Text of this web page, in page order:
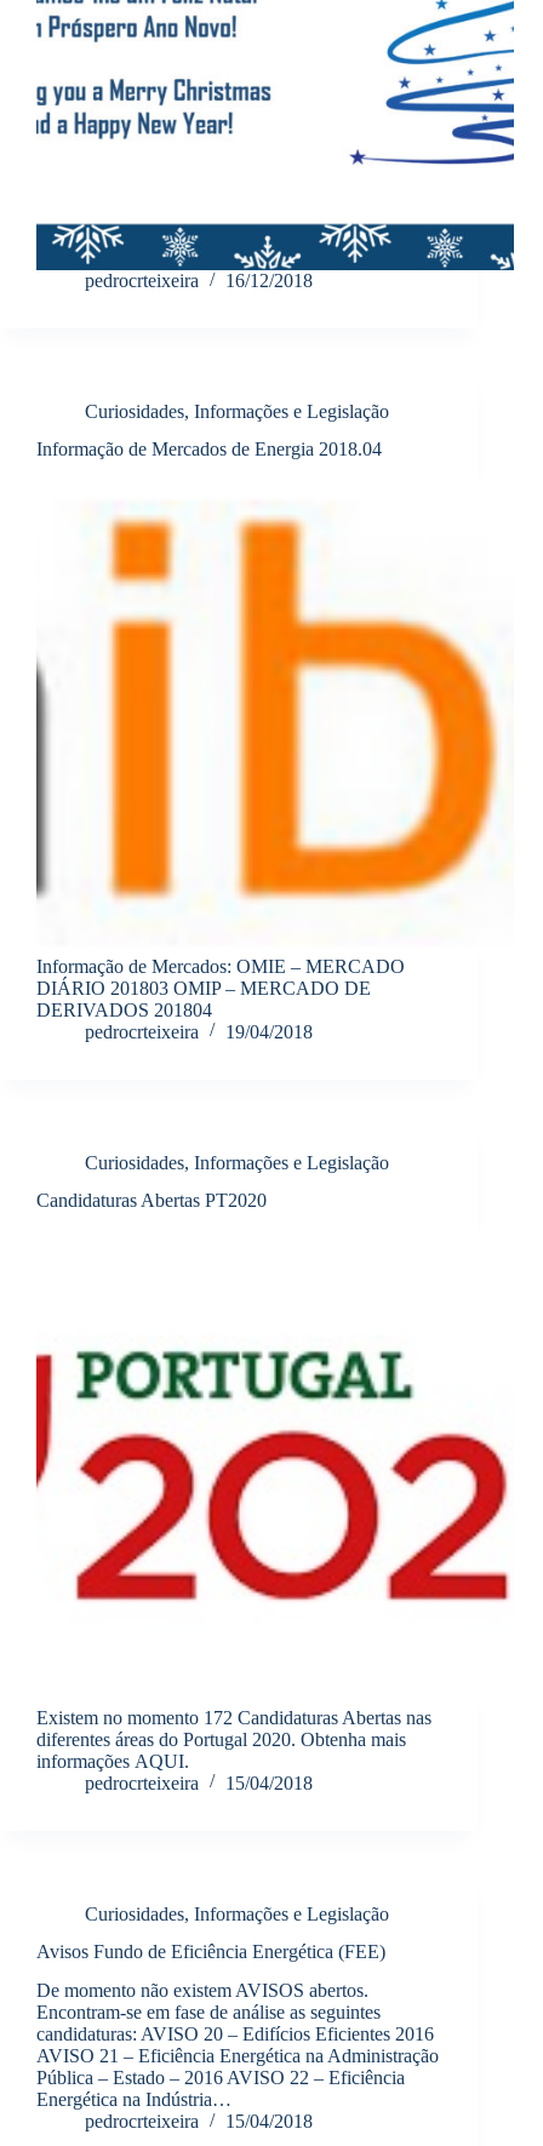
pedrocrteixeira 16/12/2018
Curiosidades, Informações e Legislação
Informação de Mercados de Energia 2018.04
Informação de Mercados: OMIE – MERCADO
DIÁRIO 201803 OMIP – MERCADO DE
DERIVADOS 201804
pedrocrteixeira
19/04/2018
Curiosidades, Informações e Legislação
Candidaturas Abertas PT2020
Existem no momento 172 Candidaturas Abertas nas
diferentes áreas do Portugal 2020. Obtenha mais
informações AQUI.
pedrocrteixeira
15/04/2018
Curiosidades, Informações e Legislação
Avisos Fundo de Eficiência Energética (FEE)
De momento não existem AVISOS abertos.
Encontram-se em fase de análise as seguintes
candidaturas: AVISO 20 – Edifícios Eficientes 2016
AVISO 21 – Eficiência Energética na Administração
Pública – Estado – 2016 AVISO 22 – Eficiência
Energética na Indústria…
pedrocrteixeira
15/04/2018